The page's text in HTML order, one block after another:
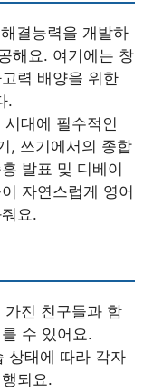
결능력을 개발하
해요. 여기에는 창
력 배양을 위한
.
대에 필수적인
, 쓰기에서의 종합
발표 및 디베이
자연스럽게 영어
요.
가진 친구들과 함
수 있어요.
상태에 따라 각자
되요.